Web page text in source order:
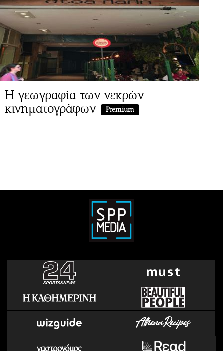
Η γεωγραφία των νεκρών
κινηματογράφων
Premium